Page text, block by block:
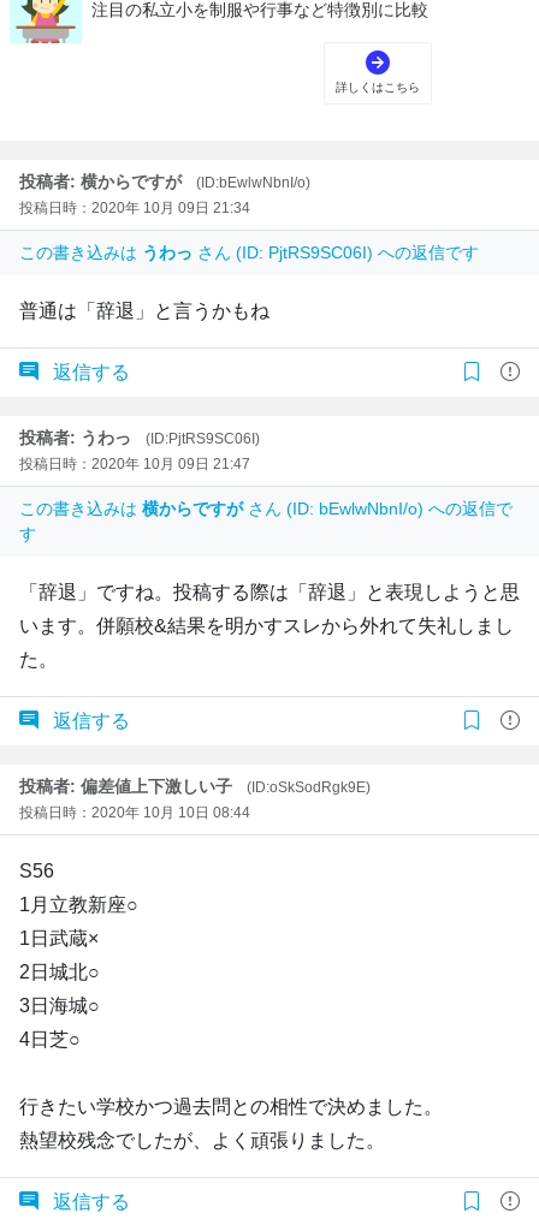
投稿者: 横からですが
(ID:bEwlwNbnI/o)
投稿日時：2020年 10月 09日 21:34
この書き込みは うわっ さん (ID: PjtRS9SC06I) への返信です
普通は「辞退」と言うかもね
返信する
投稿者: うわっ
(ID:PjtRS9SC06I)
投稿日時：2020年 10月 09日 21:47
この書き込みは 横からですが さん (ID: bEwlwNbnI/o) への返信で
す
「辞退」ですね。投稿する際は「辞退」と表現しようと思
います。併願校&結果を明かすスレから外れて失礼しまし
た。
返信する
投稿者: 偏差値上下激しい子
(ID:oSkSodRgk9E)
投稿日時：2020年 10月 10日 08:44
S56
1月立教新座○
1日武蔵×
2日城北○
3日海城○
4日芝○
行きたい学校かつ過去問との相性で決めました。
熱望校残念でしたが、よく頑張りました。
返信する